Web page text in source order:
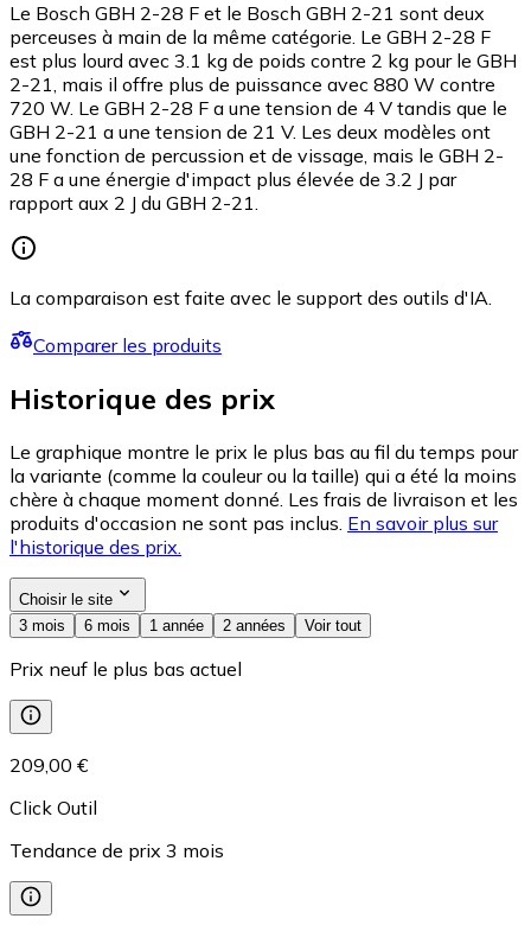
Le Bosch GBH 2-28 F et le Bosch GBH 2-21 sont deux
perceuses à main de la même catégorie. Le GBH 2-28 F
est plus lourd avec 3.1 kg de poids contre 2 kg pour le GBH
2-21, mais il offre plus de puissance avec 880 W contre
720 W. Le GBH 2-28 F a une tension de 4 V tandis que le
GBH 2-21 a une tension de 21 V. Les deux modèles ont
une fonction de percussion et de vissage, mais le GBH 2-
28 F a une énergie d'impact plus élevée de 3.2 J par
rapport aux 2 J du GBH 2-21.
La comparaison est faite avec le support des outils d'IA.
Comparer les produits
Historique des prix
Le graphique montre le prix le plus bas au fil du temps pour
la variante (comme la couleur ou la taille) qui a été la moins
chère à chaque moment donné. Les frais de livraison et les
produits d'occasion ne sont pas inclus. En savoir plus sur
l'historique des prix.
Choisir le site
3 mois
6 mois 1 année 2 années Voir tout
Prix neuf le plus bas actuel
209,00 €
Click Outil
Tendance de prix 3 mois